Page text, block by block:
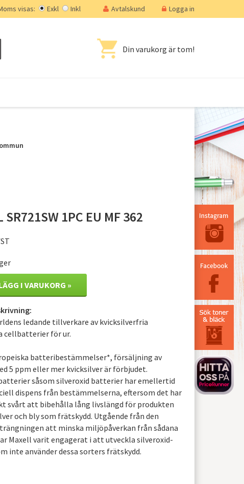
Avtalskund Logga in
visas: Exkl Inkl
Din varukorg är tom!
SR721SW 1PC EU MF 362
I VARUKORG »
ledande tillverkare av kvicksilverfria
cellbatterier för ur.
batteribestämmelser*, försäljning av
5 ppm eller mer kvicksilver är förbjudet.
såsom silveroxid batterier har emellertid
dispens från bestämmelserna, eftersom det har
svårt att bibehålla lång livslängd för produkten
och bly som frätskydd. Utgående från den
att minska miljöpåverkan från sådana
Maxell varit engagerat i att utveckla silveroxid-
inte använder dessa sorters frätskydd.